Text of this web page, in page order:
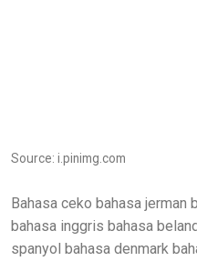
Source: i.pinimg.com
Bahasa ceko bahasa jerman
bahasa inggris bahasa
spanyol bahasa denmark